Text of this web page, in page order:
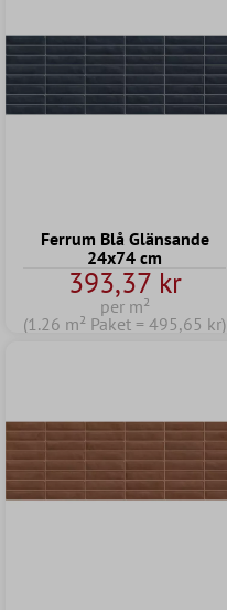
Ferrum Blå Glänsande
24x74 cm
393,37 kr
per m²
(1.26 m² Paket = 495,65 kr)